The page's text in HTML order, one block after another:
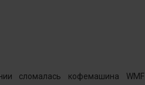
сломалась кофемашина WMF